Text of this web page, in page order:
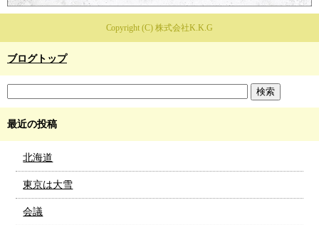
Copyright (C) 株式会社K.K.G
ブログトップ
最近の投稿
北海道
東京は大雪
会議